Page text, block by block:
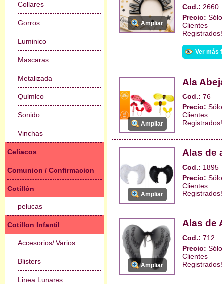
Collares
Gorros
Luminico
Mascaras
Metalizada
Quimico
Sonido
Vinchas
Celiacos
Comunion / Confirmacion
Cotillón
pelucas
Cotillon Infantil
Accesorios/ Varios
Blisters
Linea Lunares
Ampliar
Cod.: 2660
Precio:
Clientes
Registrados!
Ver más
Ampliar
Ala
Cod.: 76
Precio:
Clientes
Registrados!
Ampliar
Alas de
Cod.: 1895
Precio:
Clientes
Registrados!
Ampliar
Alas de
Cod.: 712
Precio:
Clientes
Registrados!